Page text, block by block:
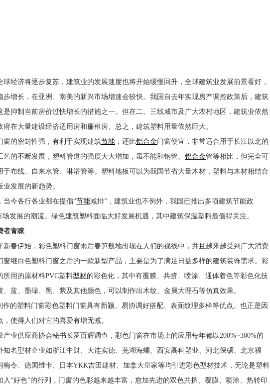
球经济将逐步复苏，建筑业的发展速度也将开始缓慢回升，全球建筑业发展前景看好，
步增长，在亚洲、南美的新兴市场增速会较快。我国自去年实现房产调控政策后，建筑
是抑制当前房价过快增长的措施之一。但在二、三线城市及广大农村地区，建筑业依然
在大量建设经济适用房和廉租房。总之，建筑塑料用量依然巨大。
窗的密封性强，有利于实现建筑节能 ，还比铝合金门窗便宜，非常适合用于长江以北的
的不断发展，塑料管道的强度大大增加，虽不能和钢管、 铝合金管等相比，但完全可
于布线、自来水管、淋浴管等。塑料地板可以为我国节省大量木材，塑料与木材相结合
发展的新趋势。
当今各行各业都在提倡“节能减排”，建筑业也不例外，我国已推出多项建筑节能政
场发展的潮流。绿色建筑塑料面临大好发展机遇，其中建筑保温塑料最值得关注。
者青睐
新春伊始，彩色塑料门窗雨后春笋般地出现在人们的视线中，并且越来越受到广大消费
窗继白色塑料门窗之后的一款新型产品，主要是为了满足日益多样的建筑装饰需求。彩
所用的原材料PVC塑料型材的彩色化，其中有覆膜、共挤、喷涂、通体着色等彩色化技
、蓝、墨绿、黑、紫及其他颜色，可以制作出木纹、金属大理石等仿真效果。
作的塑料门窗彩色塑料门窗具有新颖、易协调好搭配、表面纹理多样等优点。也正是因
使得人们对它的喜爱有增无减。
产业供应商协会秘书长罗百辉调查，彩色门窗在市场上的应用每年都以200%~300%的
知名型材企业如浙江中财、大连实德、芜湖海螺、西安高科塑业、河北保硕、北京福
梅令、德国维卡、日本YKK吉田建材、加拿大皇家等均引进彩色型材技术，无论是塑料
入“好色”的行列，门窗的色彩越来越丰富，愈加先进的双色共挤、覆膜、喷涂、热转印